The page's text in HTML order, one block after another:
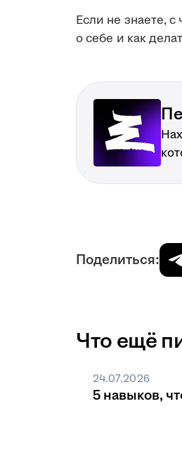
Если не знаете,
о себе и как
Поделиться:
Что ещё
24.07.2026
5 навыков,